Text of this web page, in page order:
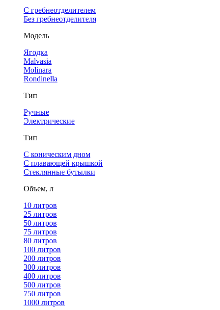
С гребнеотделителем
Без гребнеотделителя
Модель
Ягодка
Malvasia
Molinara
Rondinella
Тип
Ручные
Электрические
Тип
С коническим дном
С плавающей крышкой
Стеклянные бутылки
Объем, л
10 литров
25 литров
50 литров
75 литров
80 литров
100 литров
200 литров
300 литров
400 литров
500 литров
750 литров
1000 литров